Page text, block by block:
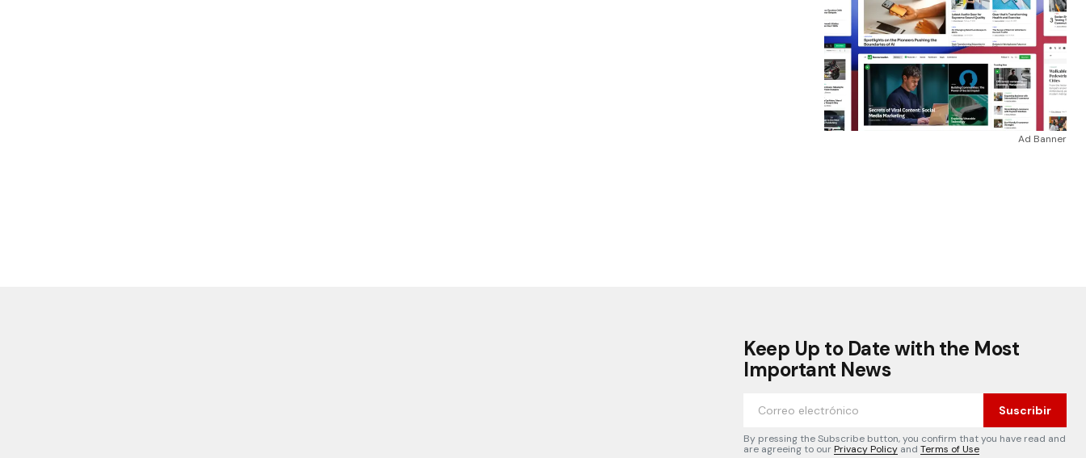
Ad Banner
Keep Up to Date with the Most
Important News
Suscribir
By pressing the Subscribe button, you confirm that you have read and
are agreeing to ourPrivacy Policy and Terms of Use